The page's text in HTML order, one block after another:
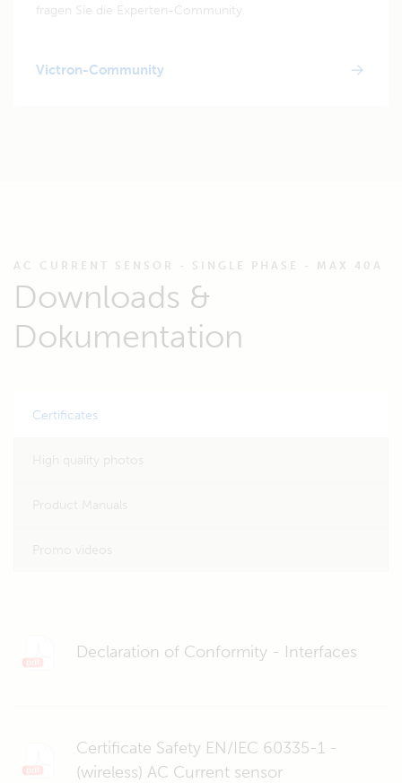
fragen Sie die Experten-Community.
Victron-Community
AC CURRENT SENSOR - SINGLE PHASE - MAX 40A
Downloads &
Dokumentation
Certificates
Declaration of Conformity - Interfaces
Certificate Safety EN/IEC 60335-1 -
(wireless) AC Current sensor